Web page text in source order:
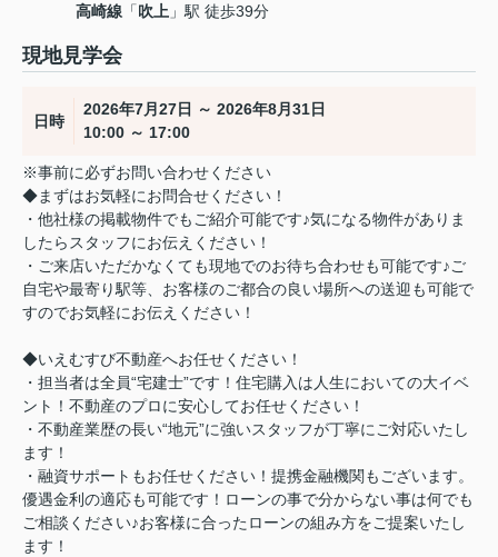
高崎線 「吹上 」駅 徒歩39分
現地見学会
日時
2026年7月27日 ～ 2026年8月31日
10:00 ～ 17:00
※事前に必ずお問い合わせください
◆まずはお気軽にお問合せください！
・他社様の掲載物件でもご紹介可能です♪気になる物件がありま
したらスタッフにお伝えください！
・ご来店いただかなくても現地でのお待ち合わせも可能です♪ご
自宅や最寄り駅等、お客様のご都合の良い場所への送迎も可能で
すのでお気軽にお伝えください！
◆いえむすび不動産へお任せください！
・担当者は全員“宅建士”です！住宅購入は人生においての大イベ
ント！不動産のプロに安心してお任せください！
・不動産業歴の長い“地元”に強いスタッフが丁寧にご対応いたし
ます！
・融資サポートもお任せください！提携金融機関もございます。
優遇金利の適応も可能です！ローンの事で分からない事は何でも
ご相談ください♪お客様に合ったローンの組み方をご提案いたし
ます！